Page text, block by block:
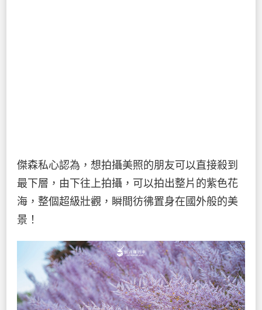
傑森私心認為，想拍攝美照的朋友可以直接殺到
最下層，由下往上拍攝，可以拍出整片的紫色花
海，整個超級壯觀，瞬間彷彿置身在國外般的美
景！